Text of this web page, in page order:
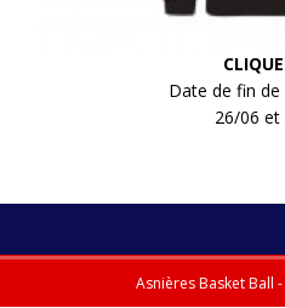
Date de fin
26/06 et
Asnières Basket Ball